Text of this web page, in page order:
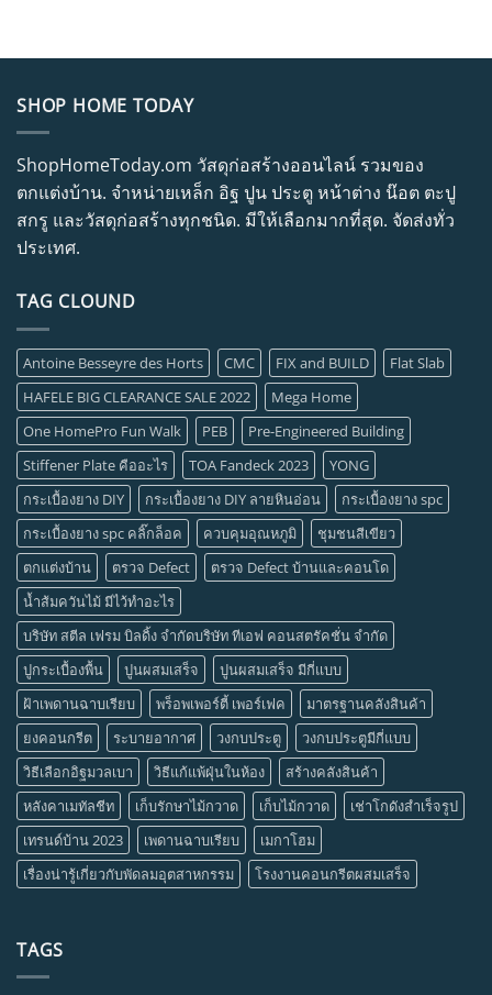
SHOP HOME TODAY
ShopHomeToday.om วัสดุก่อสร้างออนไลน์ รวมของ
ตกแต่งบ้าน. จำหน่ายเหล็ก อิฐ ปูน ประตู หน้าต่าง น๊อต ตะปู
สกรู และวัสดุก่อสร้างทุกชนิด. มีให้เลือกมากที่สุด. จัดส่งทั่ว
ประเทศ.
TAG CLOUND
Antoine Besseyre des Horts CMC FIX and BUILD
Flat Slab
HAFELE BIG CLEARANCE SALE 2022
Mega Home
One HomePro Fun Walk
PEB
Pre-Engineered Building
Stiffener Plate คืออะไร
TOA Fandeck 2023
YONG
กระเบื้องยาง DIY
กระเบื้องยาง DIY ลายหินอ่อน
กระเบื้องยาง spc
กระเบื้องยาง spc คลิ๊กล็อค
ควบคุมอุณหภูมิ
ชุมชนสีเขียว
ตกแต่งบ้าน
ตรวจ Defect
ตรวจ Defect บ้านและคอนโด
น้ำส้มควันไม้ มีไว้ทำอะไร
บริษัท สตีล เฟรม บิลดิ้ง จำกัดบริษัท ทีเอฟ คอนสตรัคชั่น จำกัด
ปูกระเบื้องพื้น
ปูนผสมเสร็จ
ปูนผสมเสร็จ มีกี่แบบ
ฝ้าเพดานฉาบเรียบ
พร็อพเพอร์ตี้ เพอร์เฟค
มาตรฐานคลังสินค้า
ยงคอนกรีต
ระบายอากาศ วงกบประตู
วงกบประตูมีกี่แบบ
วิธีเลือกอิฐมวลเบา
วิธีแก้แพ้ฝุ่นในห้อง
สร้างคลังสินค้า
หลังคาเมทัลชีท
เก็บรักษาไม้กวาด เก็บไม้กวาด
เช่าโกดังสำเร็จรูป
เทรนด์บ้าน 2023
เพดานฉาบเรียบ
เมกาโฮม
เรื่องน่ารู้เกี่ยวกับพัดลมอุตสาหกรรม
โรงงานคอนกรีตผสมเสร็จ
TAGS